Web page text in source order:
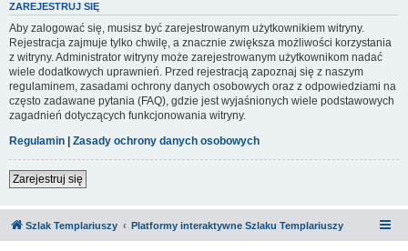
ZAREJESTRUJ SIĘ
Aby zalogować się, musisz być zarejestrowanym użytkownikiem witryny.
Rejestracja zajmuje tylko chwilę, a znacznie zwiększa możliwości korzystania
z witryny. Administrator witryny może zarejestrowanym użytkownikom nadać
wiele dodatkowych uprawnień. Przed rejestracją zapoznaj się z naszym
regulaminem, zasadami ochrony danych osobowych oraz z odpowiedziami na
często zadawane pytania (FAQ), gdzie jest wyjaśnionych wiele podstawowych
zagadnień dotyczących funkcjonowania witryny.
Regulamin | Zasady ochrony danych osobowych
Zarejestruj się
Szlak Templariuszy Platformy interaktywne Szlaku Templariuszy